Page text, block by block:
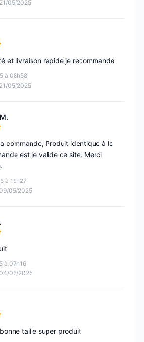
05/2025
5
à 08h58
05/2025
et livraison rapide je recommande
5
à 19h27
05/2025
commande, Produit identique à la
est je valide ce site. Merci
5
à 07h16
05/2025
5
taille super produit